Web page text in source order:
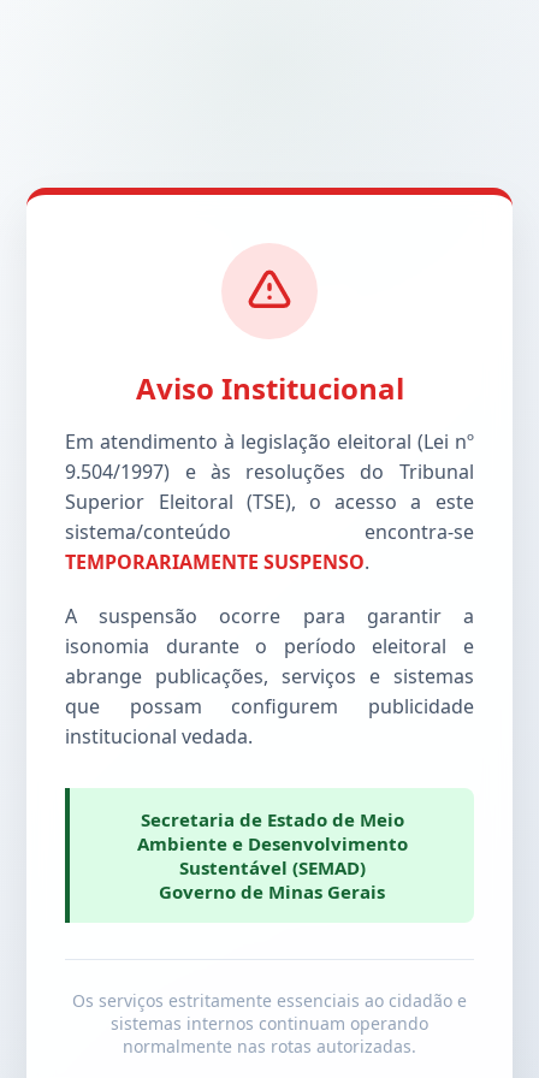
Aviso Institucional
Em atendimento à legislação eleitoral (Lei nº
9.504/1997) e às resoluções do Tribunal
Superior Eleitoral (TSE), o acesso a este
sistema/conteúdo encontra-se
TEMPORARIAMENTE SUSPENSO.
A suspensão ocorre para garantir a
isonomia durante o período eleitoral e
abrange publicações, serviços e sistemas
que possam configurem publicidade
institucional vedada.
Secretaria de Estado de Meio
Ambiente e Desenvolvimento
Sustentável (SEMAD)
Governo de Minas Gerais
Os serviços estritamente essenciais ao cidadão e
sistemas internos continuam operando
normalmente nas rotas autorizadas.